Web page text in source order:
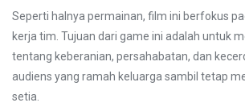
Seperti halnya permainan, film ini berfokus
kerja tim. Tujuan dari game ini adalah untuk
tentang keberanian, persahabatan, dan
audiens yang ramah keluarga sambil tetap
setia.